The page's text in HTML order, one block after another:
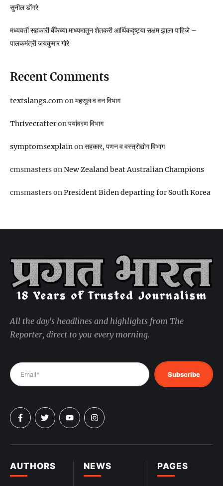
सुनील डोंगरे
मध्यवर्ती सहकारी बँकेच्या माध्यमातून शेतकरी आर्थिकदृष्ट्या सक्षम झाला पाहिजे –
पालकमंत्री जयकुमार गोरे
Recent Comments
textslangs.comonमहसूल व वन विभाग
Thrivecrafteronपर्यावरण विभाग
symptomsexplainonसहकार, पणन व वस्‍त्रोद्योग विभाग
cmsmastersonNew Zealand beat Australian Champions
cmsmastersonPresident Biden departing for South Korea
PAGES
NEWS
AUTHORS
All the day's headlines and highlights from The
Reporter, direct to you every morning.
Subscribe